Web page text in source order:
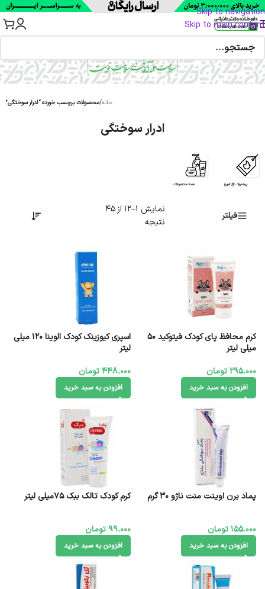
Skip to navigation
Skip to main content
ادرار سوختگی
خانه/محصولات برچسب خورده “ادرار سوختگی”
پیشنهاد داغ امروز همه محصولات
فیلتر
نمایش 1–12 از 45
نتیجه
کرم محافظ پای کودک فیتوکید 50
میلی لیتر
295.000تومان
افزودن به سبد خرید
اسپری کیوزینک کودک الوینا 120 میلی
لیتر
448.000تومان
افزودن به سبد خرید
پماد برن اوینت منت ناژو 30 گرم
155.000تومان
افزودن به سبد خرید
کرم کودک تالک ببک 75میلی لیتر
99.000 تومان
افزودن به سبد خرید